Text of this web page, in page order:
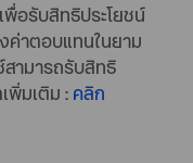
อรับสิทธิประโยชน์
ค่าตอบแทนในยาม
ามารถรับสิทธิ
พิ่มเติม : คลิก